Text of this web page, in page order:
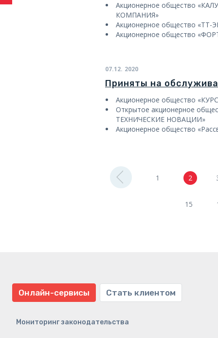
Акционерное общество
КОМПАНИЯ»
Акционерное общество «ТТ-
Акционерное общество
07.12. 2020
Приняты на
Акционерное общество
Открытое акционерное
ТЕХНИЧЕСКИЕ НОВАЦИИ»
Акционерное общество
1 2
15
Онлайн-сервисы Стать клиентом
Мониторинг законодательства